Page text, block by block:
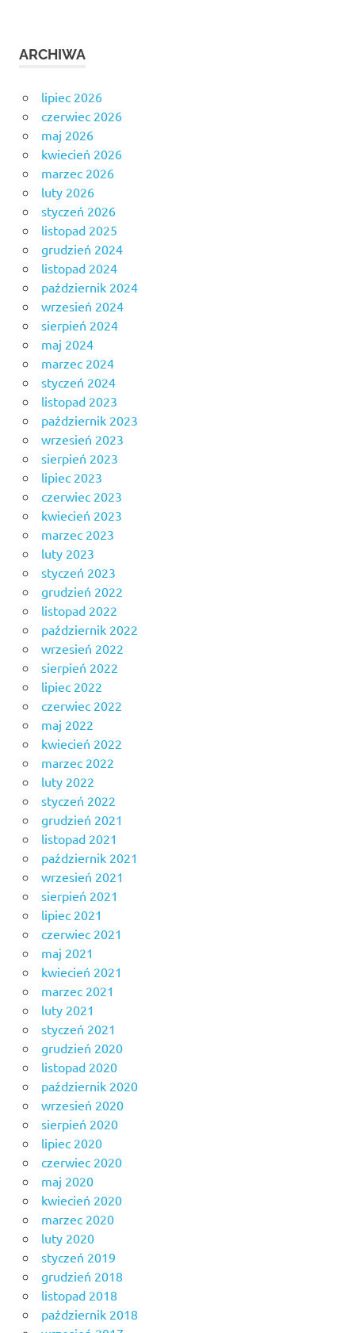
ARCHIWA
lipiec 2026
czerwiec 2026
maj 2026
kwiecień 2026
marzec 2026
luty 2026
styczeń 2026
listopad 2025
grudzień 2024
listopad 2024
październik 2024
wrzesień 2024
sierpień 2024
maj 2024
marzec 2024
styczeń 2024
listopad 2023
październik 2023
wrzesień 2023
sierpień 2023
lipiec 2023
czerwiec 2023
kwiecień 2023
marzec 2023
luty 2023
styczeń 2023
grudzień 2022
listopad 2022
październik 2022
wrzesień 2022
sierpień 2022
lipiec 2022
czerwiec 2022
maj 2022
kwiecień 2022
marzec 2022
luty 2022
styczeń 2022
grudzień 2021
listopad 2021
październik 2021
wrzesień 2021
sierpień 2021
lipiec 2021
czerwiec 2021
maj 2021
kwiecień 2021
marzec 2021
luty 2021
styczeń 2021
grudzień 2020
listopad 2020
październik 2020
wrzesień 2020
sierpień 2020
lipiec 2020
czerwiec 2020
maj 2020
kwiecień 2020
marzec 2020
luty 2020
styczeń 2019
grudzień 2018
listopad 2018
październik 2018